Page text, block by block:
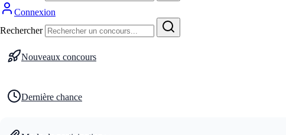
Connexion
Rechercher
Nouveaux concours
Dernière chance